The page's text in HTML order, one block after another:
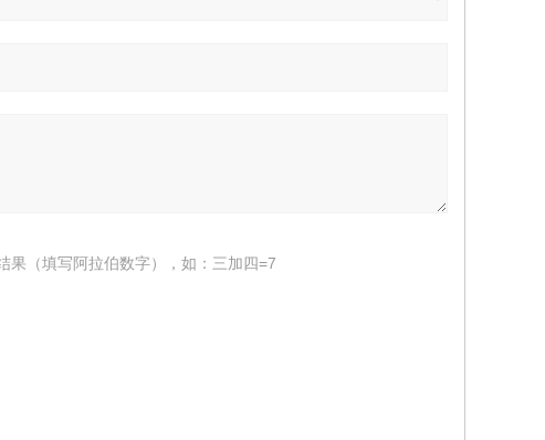
果（填写阿拉伯数字），如：三加四=7